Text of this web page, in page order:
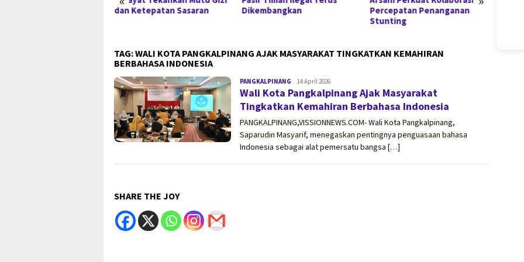
dan Ketepatan Sasaran
Dikembangkan
Percepatan Penanganan
Stunting
TAG:WALI KOTA PANGKALPINANG AJAK MASYARAKAT TINGKATKAN KEMAHIRAN
BERBAHASA INDONESIA
PANGKALPINANG vissionnews.com
14 April 2026
Wali Kota Pangkalpinang Ajak Masyarakat
Tingkatkan Kemahiran Berbahasa Indonesia
PANGKALPINANG,VISSIONNEWS.COM- Wali Kota Pangkalpinang,
Saparudin Masyarif, menegaskan pentingnya penguasaan bahasa
Indonesia sebagai alat pemersatu bangsa […]
SHARE THE JOY